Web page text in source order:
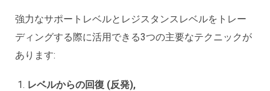
強力なサポートレベルとレジスタンスレベルをトレー
ディングする際に活用できる3つの主要なテクニックが
あります:
レベルからの回復 (反発),